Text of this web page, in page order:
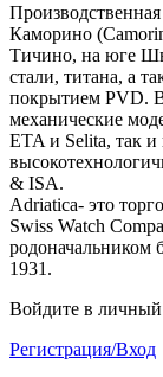
Каморино
Тичино, на юге
стали, титана, а
покрытием PVD. В
механические
ETA и Selita, так
& ISA.
Adriatica- это
Swiss Watch
родоначальником
1931.
Войдите в личный
Регистрация/Вход